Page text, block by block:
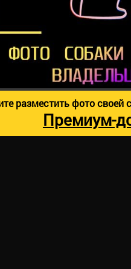
разместить фото своей
Премиум-